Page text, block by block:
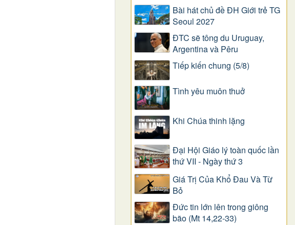
Bài hát chủ đề ĐH Giới trẻ TG
Seoul 2027
ĐTC sẽ tông du Uruguay,
Argentina và Pêru
Tiếp kiến chung (5/8)
Tình yêu muôn thuở
Khi Chúa thinh lặng
Đại Hội Giáo lý toàn quốc lần
thứ VII - Ngày thứ 3
Giá Trị Của Khổ Ðau Và Từ
Bỏ
Đức tin lớn lên trong giông
bão (Mt 14,22-33)